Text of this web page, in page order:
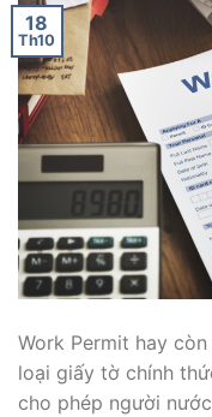
18
Th10
Work Permit hay
loại giấy tờ chính
cho phép người